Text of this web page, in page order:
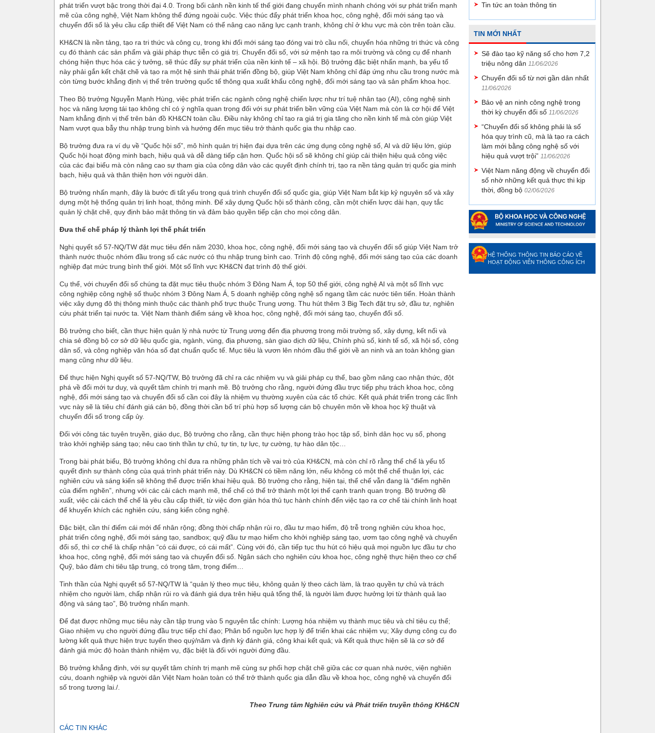
phát triển vượt bậc trong thời đại 4.0. Trong bối cảnh nền kinh tế thế giới đang chuyển mình nhanh chóng với sự phát triển mạnh
mẽ của công nghệ, Việt Nam không thể đứng ngoài cuộc. Việc thúc đẩy phát triển khoa học, công nghệ, đổi mới sáng tạo và
chuyển đổi số là yêu cầu cấp thiết để Việt Nam có thể nâng cao năng lực cạnh tranh, không chỉ ở khu vực mà còn trên toàn cầu.
KH&CN là nền tảng, tạo ra tri thức và công cụ, trong khi đổi mới sáng tạo đóng vai trò cầu nối, chuyển hóa những tri thức và công
cụ đó thành các sản phẩm và giải pháp thực tiễn có giá trị. Chuyển đổi số, với sứ mệnh tạo ra môi trường và công cụ để nhanh
chóng hiện thực hóa các ý tưởng, sẽ thúc đẩy sự phát triển của nền kinh tế – xã hội. Bộ trưởng đặc biệt nhấn mạnh, ba yếu tố
này phải gắn kết chặt chẽ và tạo ra một hệ sinh thái phát triển đồng bộ, giúp Việt Nam không chỉ đáp ứng nhu cầu trong nước mà
còn từng bước khẳng định vị thế trên trường quốc tế thông qua xuất khẩu công nghệ, đổi mới sáng tạo và sản phẩm khoa học.
Theo Bộ trưởng Nguyễn Mạnh Hùng, việc phát triển các ngành công nghệ chiến lược như trí tuệ nhân tạo (AI), công nghệ sinh
học và năng lượng tái tạo không chỉ có ý nghĩa quan trọng đối với sự phát triển bền vững của Việt Nam mà còn là cơ hội để Việt
Nam khẳng định vị thế trên bản đồ KH&CN toàn cầu. Điều này không chỉ tạo ra giá trị gia tăng cho nền kinh tế mà còn giúp Việt
Nam vượt qua bẫy thu nhập trung bình và hướng đến mục tiêu trở thành quốc gia thu nhập cao.
Bộ trưởng đưa ra ví dụ về “Quốc hội số”, mô hình quản trị hiện đại dựa trên các ứng dụng công nghệ số, AI và dữ liệu lớn, giúp
Quốc hội hoạt động minh bạch, hiệu quả và dễ dàng tiếp cận hơn. Quốc hội số sẽ không chỉ giúp cải thiện hiệu quả công việc
của các đại biểu mà còn nâng cao sự tham gia của công dân vào các quyết định chính trị, tạo ra nền tảng quản trị quốc gia minh
bạch, hiệu quả và thân thiện hơn với người dân.
Bộ trưởng nhấn mạnh, đây là bước đi tất yếu trong quá trình chuyển đổi số quốc gia, giúp Việt Nam bắt kịp kỷ nguyên số và xây
dựng một hệ thống quản trị linh hoạt, thông minh. Để xây dựng Quốc hội số thành công, cần một chiến lược dài hạn, quy tắc
quản lý chặt chẽ, quy định bảo mật thông tin và đảm bảo quyền tiếp cận cho mọi công dân.
Đưa thể chế pháp lý thành lợi thế phát triển
Nghị quyết số 57-NQ/TW đặt mục tiêu đến năm 2030, khoa học, công nghệ, đổi mới sáng tạo và chuyển đổi số giúp Việt Nam trở
thành nước thuộc nhóm đầu trong số các nước có thu nhập trung bình cao. Trình độ công nghệ, đổi mới sáng tạo của các doanh
nghiệp đạt mức trung bình thế giới. Một số lĩnh vực KH&CN đạt trình độ thế giới.
Cụ thể, với chuyển đổi số chúng ta đặt mục tiêu thuộc nhóm 3 Đông Nam Á, top 50 thế giới, công nghệ AI và một số lĩnh vực
công nghiệp công nghệ số thuộc nhóm 3 Đông Nam Á, 5 doanh nghiệp công nghệ số ngang tầm các nước tiên tiến. Hoàn thành
việc xây dựng đô thị thông minh thuộc các thành phố trực thuộc Trung ương. Thu hút thêm 3 Big Tech đặt trụ sở, đầu tư, nghiên
cứu phát triển tại nước ta. Việt Nam thành điểm sáng về khoa học, công nghệ, đổi mới sáng tạo, chuyển đổi số.
Bộ trưởng cho biết, cần thực hiện quản lý nhà nước từ Trung ương đến địa phương trong môi trường số, xây dựng, kết nối và
chia sẻ đồng bộ cơ sở dữ liệu quốc gia, ngành, vùng, địa phương, sàn giao dịch dữ liệu, Chính phủ số, kinh tế số, xã hội số, công
dân số, và công nghiệp văn hóa số đạt chuẩn quốc tế. Mục tiêu là vươn lên nhóm đầu thế giới về an ninh và an toàn không gian
mạng cũng như dữ liệu.
Để thực hiện Nghị quyết số 57-NQ/TW, Bộ trưởng đã chỉ ra các nhiệm vụ và giải pháp cụ thể, bao gồm nâng cao nhận thức, đột
phá về đổi mới tư duy, và quyết tâm chính trị mạnh mẽ. Bộ trưởng cho rằng, người đứng đầu trực tiếp phụ trách khoa học, công
nghệ, đổi mới sáng tạo và chuyển đổi số cần coi đây là nhiệm vụ thường xuyên của các tổ chức. Kết quả phát triển trong các lĩnh
vực này sẽ là tiêu chí đánh giá cán bộ, đồng thời cần bố trí phù hợp số lượng cán bộ chuyên môn về khoa học kỹ thuật và
chuyển đổi số trong cấp ủy.
Đối với công tác tuyên truyền, giáo dục, Bộ trưởng cho rằng, cần thực hiện phong trào học tập số, bình dân học vụ số, phong
trào khởi nghiệp sáng tạo; nêu cao tinh thần tự chủ, tự tin, tự lực, tự cường, tự hào dân tộc…
Trong bài phát biểu, Bộ trưởng không chỉ đưa ra những phân tích về vai trò của KH&CN, mà còn chỉ rõ rằng thể chế là yếu tố
quyết định sự thành công của quá trình phát triển này. Dù KH&CN có tiềm năng lớn, nếu không có một thể chế thuận lợi, các
nghiên cứu và sáng kiến sẽ không thể được triển khai hiệu quả. Bộ trưởng cho rằng, hiện tại, thể chế vẫn đang là “điểm nghẽn
của điểm nghẽn”, nhưng với các cải cách mạnh mẽ, thể chế có thể trở thành một lợi thế cạnh tranh quan trọng. Bộ trưởng đề
xuất, việc cải cách thể chế là yêu cầu cấp thiết, từ việc đơn giản hóa thủ tục hành chính đến việc tạo ra cơ chế tài chính linh hoạt
để khuyến khích các nghiên cứu, sáng kiến công nghệ.
Đặc biệt, cần thí điểm cái mới để nhân rộng; đồng thời chấp nhận rủi ro, đầu tư mạo hiểm, độ trễ trong nghiên cứu khoa học,
phát triển công nghệ, đổi mới sáng tạo, sandbox; quỹ đầu tư mạo hiểm cho khởi nghiệp sáng tạo, ươm tạo công nghệ và chuyển
đổi số, thì cơ chế là chấp nhận “có cái được, có cái mất”. Cùng với đó, cần tiếp tục thu hút có hiệu quả mọi nguồn lực đầu tư cho
khoa học, công nghệ, đổi mới sáng tạo và chuyển đổi số. Ngân sách cho nghiên cứu khoa học, công nghệ thực hiện theo cơ chế
Quỹ, bảo đảm chi tiêu tập trung, có trọng tâm, trọng điểm…
Tinh thần của Nghị quyết số 57-NQ/TW là “quản lý theo mục tiêu, không quản lý theo cách làm, là trao quyền tự chủ và trách
nhiệm cho người làm, chấp nhận rủi ro và đánh giá dựa trên hiệu quả tổng thể, là người làm được hưởng lợi từ thành quả lao
động và sáng tạo”, Bộ trưởng nhấn mạnh.
Để đạt được những mục tiêu này cần tập trung vào 5 nguyên tắc chính: Lượng hóa nhiệm vụ thành mục tiêu và chỉ tiêu cụ thể;
Giao nhiệm vụ cho người đứng đầu trực tiếp chỉ đạo; Phân bổ nguồn lực hợp lý để triển khai các nhiệm vụ; Xây dựng công cụ đo
lường kết quả thực hiện trực tuyến theo quý/năm và định kỳ đánh giá, công khai kết quả; và Kết quả thực hiện sẽ là cơ sở để
đánh giá mức độ hoàn thành nhiệm vụ, đặc biệt là đối với người đứng đầu.
Bộ trưởng khẳng định, với sự quyết tâm chính trị mạnh mẽ cùng sự phối hợp chặt chẽ giữa các cơ quan nhà nước, viện nghiên
cứu, doanh nghiệp và người dân Việt Nam hoàn toàn có thể trở thành quốc gia dẫn đầu về khoa học, công nghệ và chuyển đổi
số trong tương lai./.
Theo Trung tâm Nghiên cứu và Phát triển truyền thông KH&CN
CÁC TIN KHÁC
Tin tức an toàn thông tin
TIN MỚI NHẤT
Sẽ đào tạo kỹ năng số cho hơn 7,2
triệu nông dân 11/06/2026
Chuyển đổi số từ nơi gần dân nhất
11/06/2026
Bảo vệ an ninh công nghệ trong
thời kỳ chuyển đổi số 11/06/2026
“Chuyển đổi số không phải là số
hóa quy trình cũ, mà là tạo ra cách
làm mới bằng công nghệ số với
hiệu quả vượt trội” 11/06/2026
Việt Nam năng động về chuyển đổi
số nhờ những kết quả thực thi kịp
thời, đồng bộ 02/06/2026
HỆ THỐNG THÔNG TIN BÁO CÁO VỀ
HOẠT ĐỘNG VIỄN THÔNG CÔNG ÍCH